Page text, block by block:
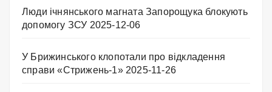
Люди ічнянського магната Запорощука блокують
допомогу ЗСУ 2025-12-06
У Брижинського клопотали про відкладення
справи «Стрижень-1» 2025-11-26